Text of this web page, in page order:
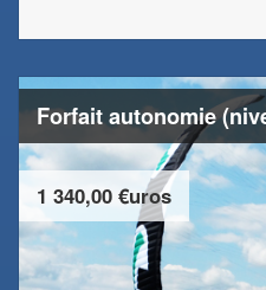
Forfait autonomie
1 340,00 €uros